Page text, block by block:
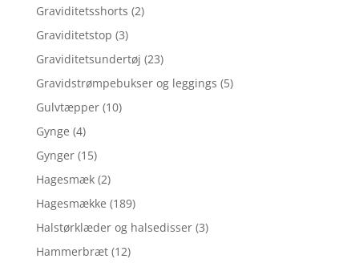
Graviditetsshorts (2)
Graviditetstop (3)
Graviditetsundertøj (23)
Gravidstrømpebukser og leggings (5)
Gulvtæpper (10)
Gynge (4)
Gynger (15)
Hagesmæk (2)
Hagesmække (189)
Halstørklæder og halsedisser (3)
Hammerbræt (12)